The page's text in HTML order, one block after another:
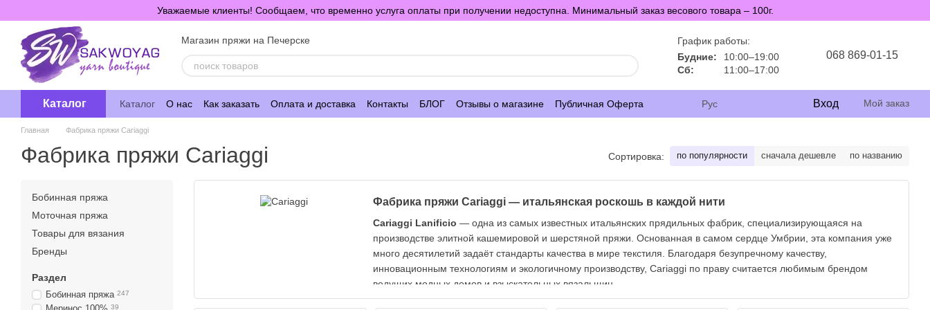
Уважаемые клиенты! Сообщаем, что временно услуга оплаты при получении недоступна. Минимальный заказ весового товара – 100г.
Магазин пряжи на Печерске
График работы:
Будние:
10:00–19:00
Сб:
11:00–17:00
068 869-01-15
Каталог Каталог О нас Как заказать Оплата и доставка Контакты БЛОГ Отзывы о магазине Публичная Оферта Рус Вход Мой заказ
Главная Фабрика пряжи Cariaggi
Фабрика пряжи Cariaggi Сортировка: по популярности сначала дешевле по названию
Фабрика пряжи Cariaggi — итальянская роскошь в каждой нити
Cariaggi Lanificio — одна из самых известных итальянских прядильных фабрик, специализирующаяся на
производстве элитной кашемировой и шерстяной пряжи. Основанная в самом сердце Умбрии, эта компания уже
много десятилетий задаёт стандарты качества в мире текстиля. Благодаря безупречному качеству,
инновационным технологиям и экологичному производству, Cariaggi по праву считается любимым брендом
ведущих модных домов и взыскательных вязальщиц.
Бобинная пряжа
Моточная пряжа
Товары для вязания
Бренды
Раздел
Бобинная пряжа 247
39